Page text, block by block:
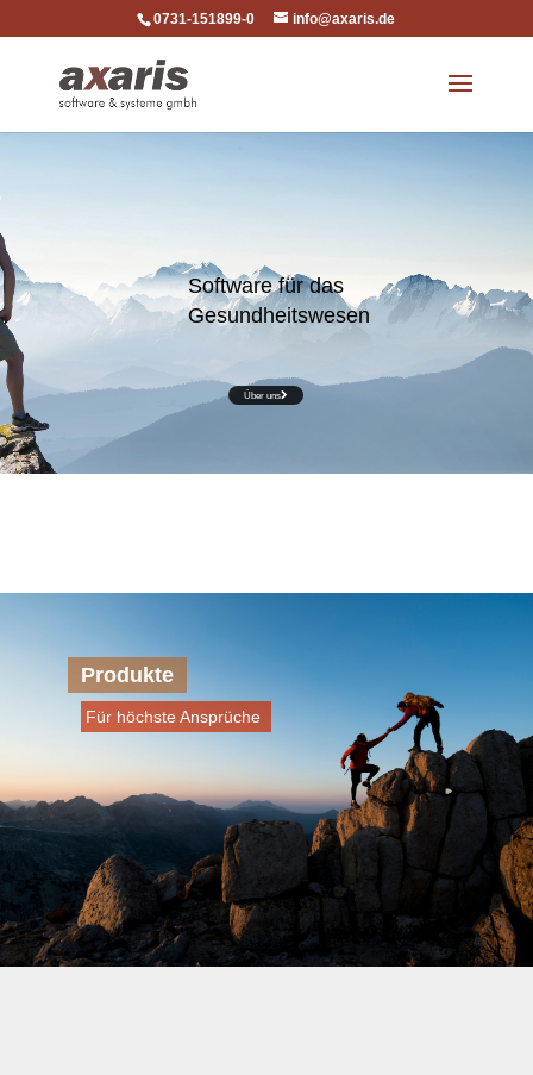
0731-151899-0 info@axaris.de
Software für das
Gesundheitswesen
Über uns
Produkte
Für höchste Ansprüche